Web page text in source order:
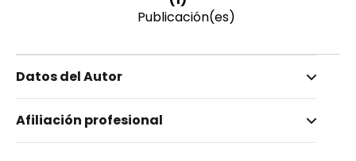
Publicación(es)
Datos del Autor
Pérez Pineda, Ramón Enrique
Afiliación profesional